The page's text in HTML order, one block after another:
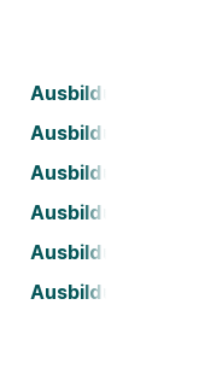
Ausbildung
Ausbildung Bonn
Ausbildung
Ausbildung
Ausbildung
Ausbildung